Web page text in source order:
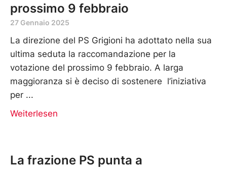
prossimo 9 febbraio
27 Gennaio 2025
La direzione del PS Grigioni ha adottato nella sua
ultima seduta la raccomandazione per la
votazione del prossimo 9 febbraio. A larga
maggioranza si è deciso di sostenere l’iniziativa
per
Weiterlesen
La frazione PS punta a